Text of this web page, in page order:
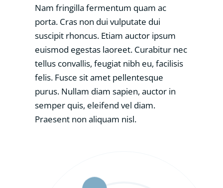
Nam fringilla fermentum quam ac
porta. Cras non dui vulputate dui
suscipit rhoncus. Etiam auctor ipsum
euismod egestas laoreet. Curabitur nec
tellus convallis, feugiat nibh eu, facilisis
felis. Fusce sit amet pellentesque
purus. Nullam diam sapien, auctor in
semper quis, eleifend vel diam.
Praesent non aliquam nisl.